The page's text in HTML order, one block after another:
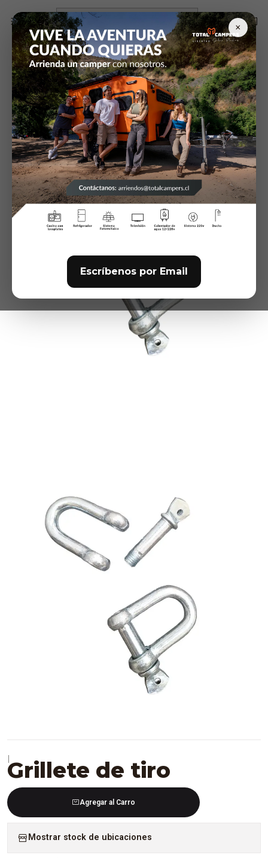
×
Escríbenos por Email
Inicio Grillete de tiro
|Grillete de tiro
Agregar al Carro
Mostrar stock de ubicaciones